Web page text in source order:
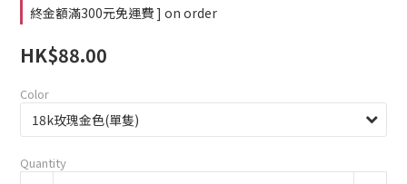
終金額滿300元免運費 ] on order
HK$88.00
Color
Quantity